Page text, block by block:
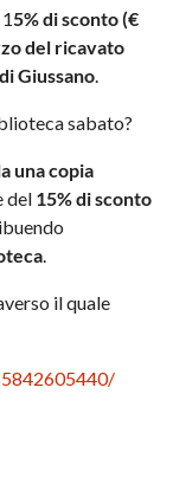
15% di sconto (€
del ricavato
Giussano.
sabato?
una copia
del 15% di sconto
.
il quale